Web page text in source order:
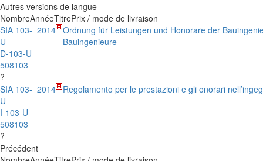
Autres versions de langue
NombreAnnéeTitrePrix / mode de livraison
SIA 103-
U
D-103-U
508103
?
2014 Ordnung für Leistungen und Honorare der
Bauingenieure
SIA 103-
U
I-103-U
508103
?
2014 Regolamento per le prestazioni e gli onorari
Précédent